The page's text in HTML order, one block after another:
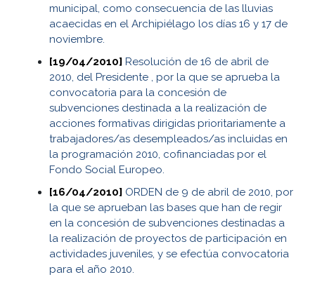
municipal, como consecuencia de las lluvias
acaecidas en el Archipiélago los días 16 y 17 de
noviembre.
[19/04/2010] Resolución de 16 de abril de
2010, del Presidente , por la que se aprueba la
convocatoria para la concesión de
subvenciones destinada a la realización de
acciones formativas dirigidas prioritariamente a
trabajadores/as desempleados/as incluidas en
la programación 2010, cofinanciadas por el
Fondo Social Europeo.
[16/04/2010] ORDEN de 9 de abril de 2010, por
la que se aprueban las bases que han de regir
en la concesión de subvenciones destinadas a
la realización de proyectos de participación en
actividades juveniles, y se efectúa convocatoria
para el año 2010.